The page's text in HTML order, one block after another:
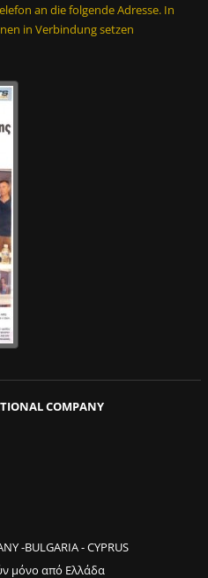
an die folgende Adresse. In
in Verbindung setzen
COMPANY
-BULGARIA - CYPRUS
μόνο από Ελλάδα